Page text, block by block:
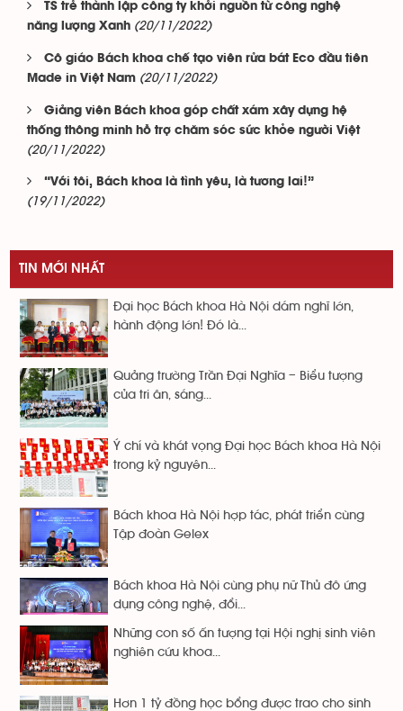
TS trẻ thành lập công ty khởi nguồn từ công nghệ
năng lượng Xanh (20/11/2022)
Cô giáo Bách khoa chế tạo viên rửa bát Eco đầu tiên
Made in Việt Nam (20/11/2022)
Giảng viên Bách khoa góp chất xám xây dựng hệ
thống thông minh hỗ trợ chăm sóc sức khỏe người Việt
(20/11/2022)
“Với tôi, Bách khoa là tình yêu, là tương lai!”
(19/11/2022)
TIN MỚI NHẤT
Đại học Bách khoa Hà Nội dám nghĩ lớn,
hành động lớn! Đó là...
Quảng trường Trần Đại Nghĩa – Biểu tượng
của tri ân, sáng...
Ý chí và khát vọng Đại học Bách khoa Hà Nội
trong kỷ nguyên...
Bách khoa Hà Nội hợp tác, phát triển cùng
Tập đoàn Gelex
Bách khoa Hà Nội cùng phụ nữ Thủ đô ứng
dụng công nghệ, đổi...
Những con số ấn tượng tại Hội nghị sinh viên
nghiên cứu khoa...
Hơn 1 tỷ đồng học bổng được trao cho sinh